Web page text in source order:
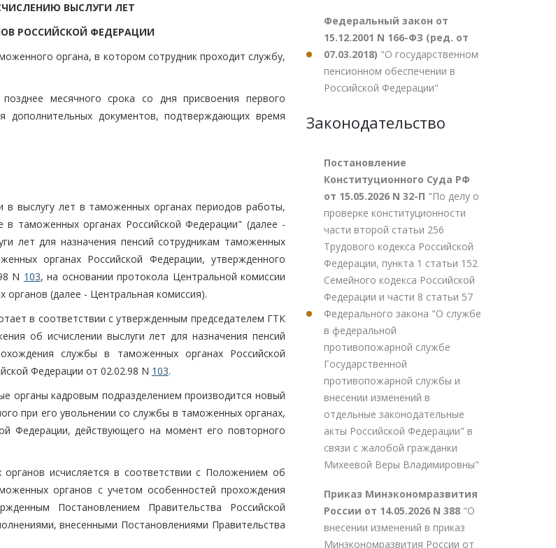
ВЫСЛУГИ ЛЕТ
РОССИЙСКОЙ ФЕДЕРАЦИИ
органа, в котором сотрудник проходит службу,
месячного срока со дня присвоения первого
дополнительных документов, подтверждающих время
выслугу лет в таможенных органах периодов работы,
таможенных органах Российской Федерации" (далее -
лет для назначения пенсий сотрудникам таможенных
органах Российской Федерации, утвержденного
N 103, на основании протокола Центральной комиссии
(далее - Центральная комиссия).
в соответствии с утвержденным председателем ГТК
об исчислении выслуги лет для назначения пенсий
службы в таможенных органах Российской
Федерации от 02.02.98 N 103.
органы кадровым подразделением производится новый
при его увольнении со службы в таможенных органах,
Федерации, действующего на момент его повторного
исчисляется в соответствии с Положением об
органов с учетом особенностей прохождения
Постановлением Правительства Российской
внесенными Постановлениями Правительства
Федеральный закон от
15.12.2001 N 166-ФЗ (ред. от
07.03.2018) "О государственном
пенсионном обеспечении в
Российской Федерации"
Законодательство
Постановление
Конституционного Суда РФ
от 15.05.2026 N 32-П "По делу о
проверке конституционности
части второй статьи 256
Трудового кодекса Российской
Федерации, пункта 1 статьи 152
Семейного кодекса Российской
Федерации и части 8 статьи 57
Федерального закона "О службе
в федеральной
противопожарной службе
Государственной
противопожарной службы и
внесении изменений в
отдельные законодательные
акты Российской Федерации" в
связи с жалобой гражданки
Михеевой Веры Владимировны"
Приказ Минэкономразвития
России от 14.05.2026 N 388 "О
внесении изменений в приказ
Минэкономразвития России от